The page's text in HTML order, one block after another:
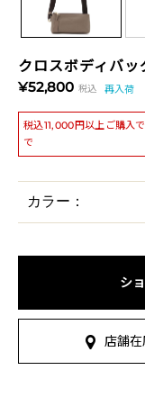
クロスボディバッ
¥52,800 税込 再入荷
税込11,000円以上ご購入
で
カラー：
シ
店舗